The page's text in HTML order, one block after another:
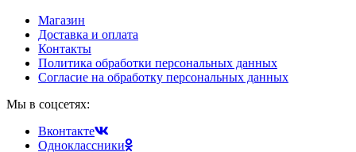
Магазин
Доставка и оплата
Контакты
Политика обработки персональных данных
Согласие на обработку персональных данных
Мы в соцсетях:
Вконтакте
Одноклассники